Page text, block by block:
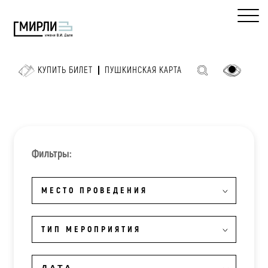
КУПИТЬ БИЛЕТ ПУШКИНСКАЯ КАРТА
Фильтры:
МЕСТО ПРОВЕДЕНИЯ
ТИП МЕРОПРИЯТИЯ